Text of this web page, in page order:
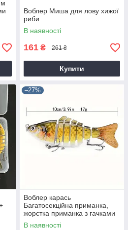
Воблер Миша для лову хижої
риби
В наявності
161 ₴ 261 ₴
Купити
–27%
Воблер карась
Багатосекційна приманка,
жорстка приманка з гачками
В наявності